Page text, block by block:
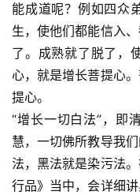
能成道呢？例如四众
生，使他们都能信入
了。成熟就了脱了，
心，就是增长菩提心
提心。
“增长一切白法”，即
慧，一切佛所教导我
法，黑法就是染污法
行品》当中，会详细